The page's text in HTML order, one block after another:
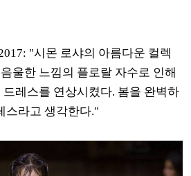
"시몬 로샤의 아름다운 컬렉
울한 느낌의 플로랄 자수로 인해
레스를 연상시켰다. 봄을 완벽하
스라고 생각한다."